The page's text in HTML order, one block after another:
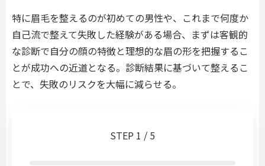
特に眉毛を整えるのが初めての男性や、これまで何度か
自己流で整えて失敗した経験がある場合、まずは客観的
な診断で自分の顔の特徴と理想的な眉の形を把握するこ
とが成功への近道となる。診断結果に基づいて整えるこ
とで、失敗のリスクを大幅に減らせる。
STEP 1 / 5